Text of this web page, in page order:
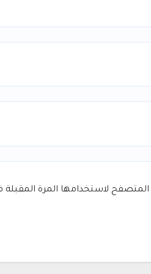
المتصفح لاستخدامها المرة المقبلة